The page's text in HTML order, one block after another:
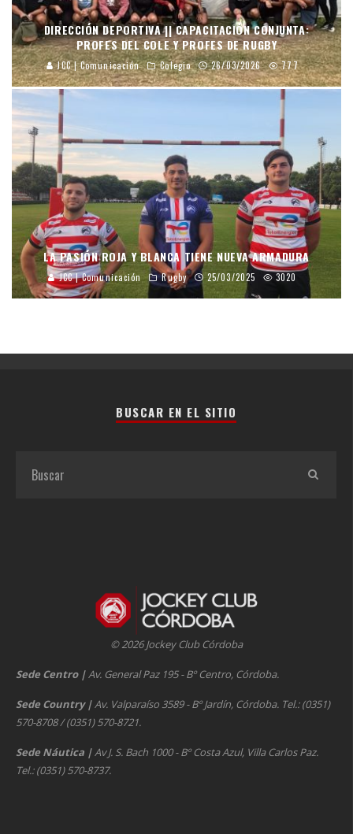
DIRECCIÓN DEPORTIVA || CAPACITACIÓN CONJUNTA:
PROFES DEL COLE Y PROFES DE RUGBY
JCC | Comunicación Colegio 26/03/2026 777
LA PASIÓN ROJA Y BLANCA TIENE NUEVA ARMADURA
JCC | Comunicación Rugby 25/03/2025 3020
BUSCAR EN EL SITIO
© 2026 Jockey Club Córdoba
Sede Centro |Av. General Paz 195 - Bº Centro, Córdoba.
Sede Country |Av. Valparaíso 3589 - Bº Jardín, Córdoba. Tel.: (0351)
570-8708 / (0351) 570-8721.
Sede Náutica |Av J. S. Bach 1000 - Bº Costa Azul, Villa Carlos Paz.
Tel.: (0351) 570-8737.